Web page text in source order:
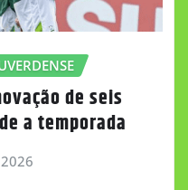
de seis
a temporada